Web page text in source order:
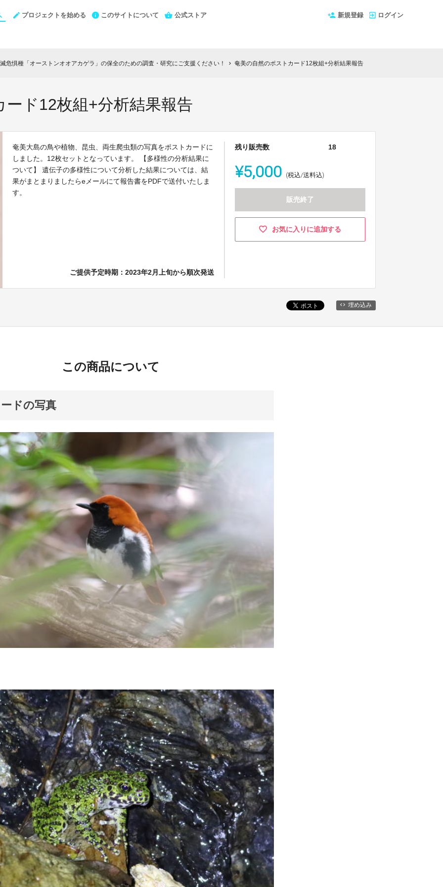
プロジェクトを始める このサイトについて 公式ストア 新規登録 ログイン
危惧種「オーストンオオアカゲラ」の保全のための調査・研究にご支援ください！ chevron_right 奄美の自然のポストカード12枚組+分析結果報告
ド12枚組+分析結果報告
奄美大島の鳥や植物、昆虫、両生爬虫類の写真をポストカードに
しました。12枚セットとなっています。 【多様性の分析結果に
ついて】 遺伝子の多様性について分析した結果については、結
果がまとまりましたらeメールにて報告書をPDFで送付いたしま
す。
ご提供予定時期：2023年2月上旬から順次発送
残り販売数 18
¥5,000 (税込/送料込)
販売終了
お気に入りに追加する
埋め込み
この商品について
ドの写真